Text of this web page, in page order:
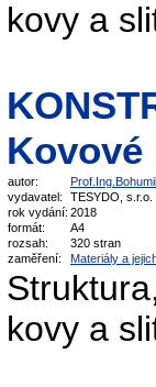
kovy a
autor:
vydavatel:
TESYDO, s.r.o.
rok vydání: 2018
formát:
A4
rozsah:
320 stran
zaměření:
Materiály a
kovy a